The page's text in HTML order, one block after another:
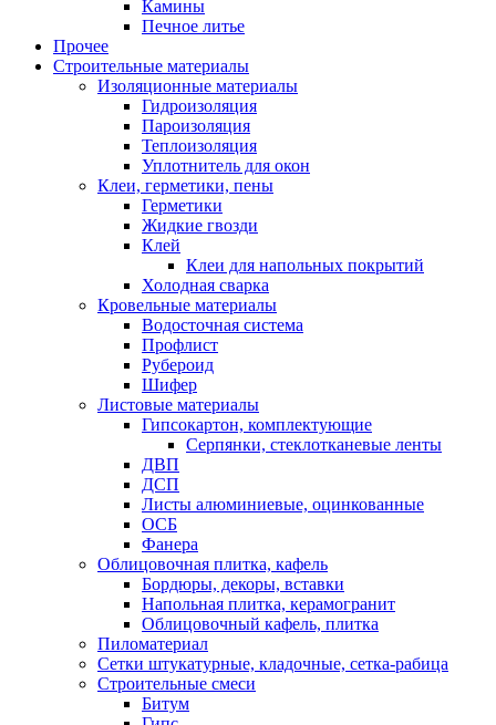
Камины
Печное литье
Прочее
Строительные материалы
Изоляционные материалы
Гидроизоляция
Пароизоляция
Теплоизоляция
Уплотнитель для окон
Клеи, герметики, пены
Герметики
Жидкие гвозди
Клей
Клеи для напольных покрытий
Холодная сварка
Кровельные материалы
Водосточная система
Профлист
Рубероид
Шифер
Листовые материалы
Гипсокартон, комплектующие
Серпянки, стеклотканевые ленты
ДВП
ДСП
Листы алюминиевые, оцинкованные
ОСБ
Фанера
Облицовочная плитка, кафель
Бордюры, декоры, вставки
Напольная плитка, керамогранит
Облицовочный кафель, плитка
Пиломатериал
Сетки штукатурные, кладочные, сетка-рабица
Строительные смеси
Битум